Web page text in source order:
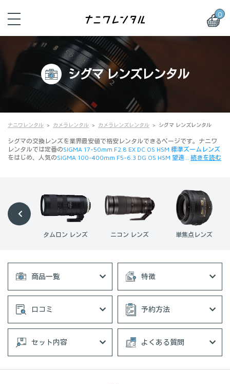
0
シグマ レンズレンタル
ナニワレンタル カメラレンタル カメラレンズレンタル シグマ レンズレンタル
シグマの交換レンズを業界最安値で格安レンタルできるページです。ナニワ
レンタルでは定番のSIGMA 17-50mm F2.8 EX DC OS HSM 標準ズームレンズ
をはじめ、人気のSIGMA 100-400mm F5-6.3 DG OS HSM 望遠… 続きを読む
タムロン レンズ ニコン レンズ 単焦点レンズ
商品一覧 特徴
口コミ 予約方法
セット内容 よくある質問